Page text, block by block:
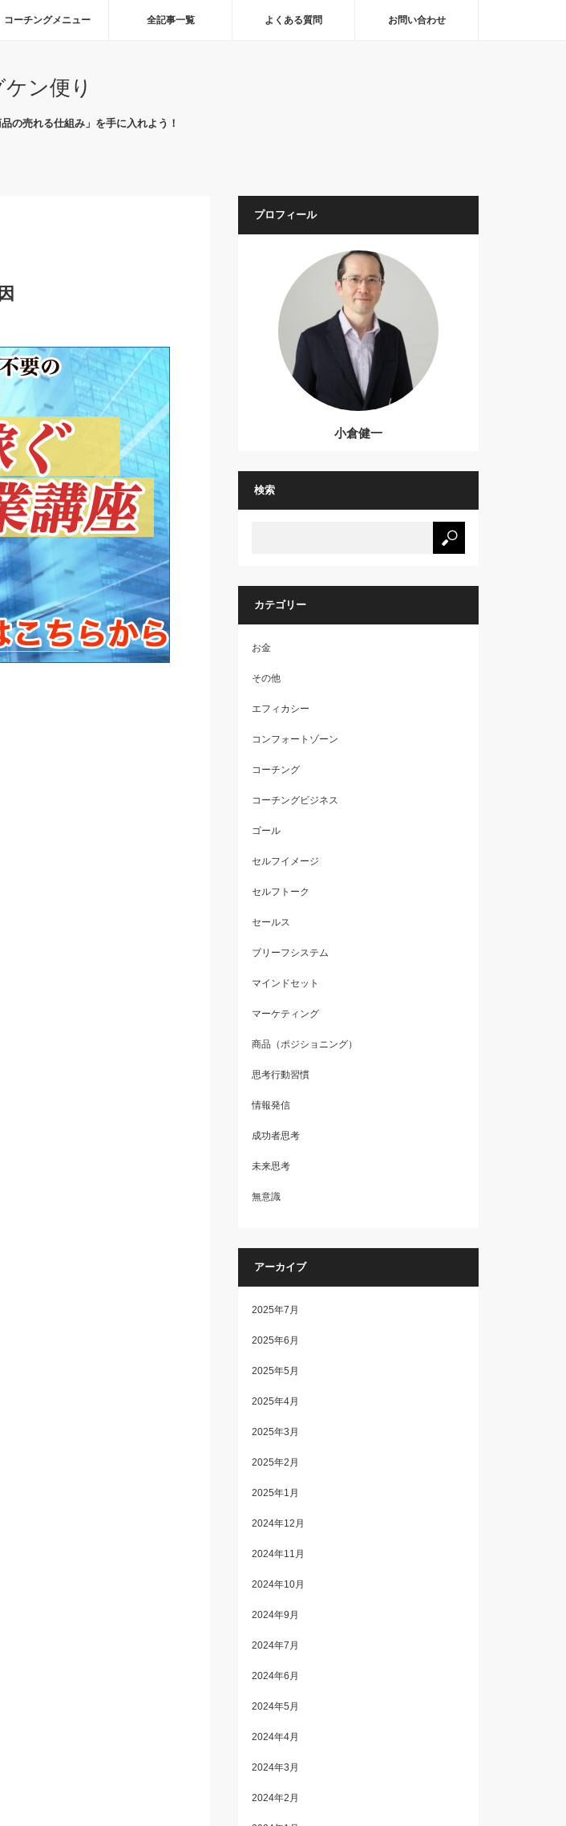
コーチングメニュー 全記事一覧 よくある質問 お問い合わせ
ン便り
の売れる仕組み」を手に入れよう！
プロフィール
小倉健一
検索
カテゴリー
お金
その他
エフィカシー
コンフォートゾーン
コーチング
コーチングビジネス
ゴール
セルフイメージ
セルフトーク
セールス
ブリーフシステム
マインドセット
マーケティング
商品（ポジショニング）
思考行動習慣
情報発信
成功者思考
未来思考
無意識
アーカイブ
2025年7月
2025年6月
2025年5月
2025年4月
2025年3月
2025年2月
2025年1月
2024年12月
2024年11月
2024年10月
2024年9月
2024年7月
2024年6月
2024年5月
2024年4月
2024年3月
2024年2月